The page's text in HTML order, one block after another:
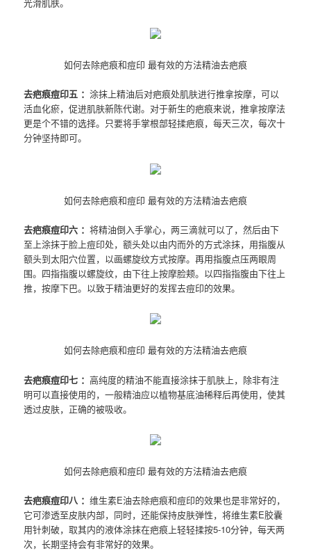
如何去除疤痕和痘印 最有效的方法精油去疤痕
去疤痕痘印五 ：涂抹上精油后对疤痕处肌肤进行推拿按摩，可以
活血化瘀，促进肌肤新陈代谢。对于新生的疤痕来说，推拿按摩法
更是个不错的选择。只要将手掌根部轻揉疤痕，每天三次，每次十
分钟坚持即可。
如何去除疤痕和痘印 最有效的方法精油去疤痕
去疤痕痘印六 ：将精油倒入手掌心，两三滴就可以了，然后由下
至上涂抹于脸上痘印处，额头处以由内而外的方式涂抹，用指腹从
额头到太阳穴位置，以画螺旋纹方式按摩。再用指腹点压两眼周
围。四指指腹以螺旋纹，由下往上按摩脸颊。以四指指腹由下往上
推，按摩下巴。以致于精油更好的发挥去痘印的效果。
如何去除疤痕和痘印 最有效的方法精油去疤痕
去疤痕痘印七 ：高纯度的精油不能直接涂抹于肌肤上，除非有注
明可以直接使用的，一般精油应以植物基底油稀释后再使用，使其
透过皮肤，正确的被吸收。
如何去除疤痕和痘印 最有效的方法精油去疤痕
去疤痕痘印八 ：维生素E油去除疤痕和痘印的效果也是非常好的，
它可渗透至皮肤内部，同时，还能保持皮肤弹性，将维生素E胶囊
用针刺破，取其内的液体涂抹在疤痕上轻轻揉按5-10分钟，每天两
次，长期坚持会有非常好的效果。